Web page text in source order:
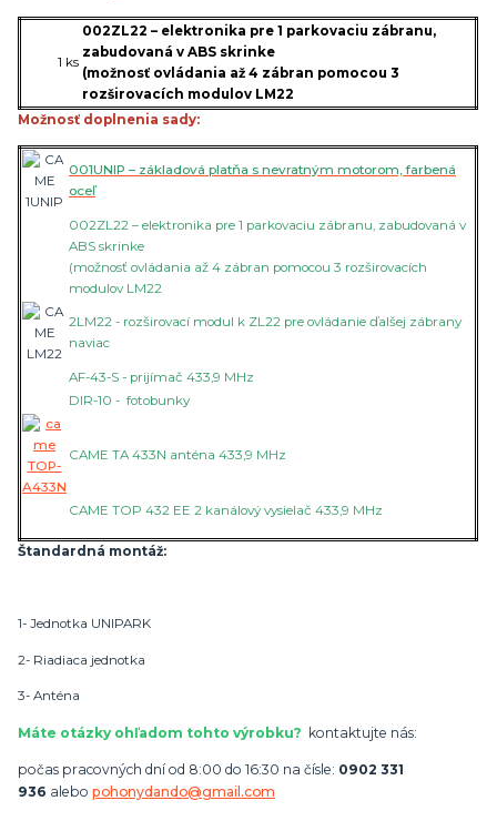
1 ks
002ZL22 – elektronika pre 1 parkovaciu zábranu,
zabudovaná v ABS skrinke
(možnosť ovládania až 4 zábran pomocou 3
rozširovacích modulov LM22
Možnosť doplnenia sady:
001UNIP – základová platňa s nevratným motorom, farbená
oceľ
002ZL22 – elektronika pre 1 parkovaciu zábranu, zabudovaná v
ABS skrinke
(možnosť ovládania až 4 zábran pomocou 3 rozširovacích
modulov LM22
2LM22 - rozširovací modul k ZL22 pre ovládanie ďalšej zábrany
naviac
AF-43-S - prijímač 433,9 MHz
DIR-10 - fotobunky
CAME TA 433N anténa 433,9 MHz
CAME TOP 432 EE 2 kanálový vysielač 433,9 MHz
Štandardná montáž:
1- Jednotka UNIPARK
2- Riadiaca jednotka
3- Anténa
Máte otázky ohľadom tohto výrobku? kontaktujte nás:
počas pracovných dní od 8:00 do 16:30 na čísle: 0902 331
936 alebo pohonydando@gmail.com